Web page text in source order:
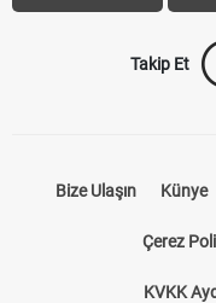
Takip Et
Bize Ulaşın Künye
Çerez
KVKK